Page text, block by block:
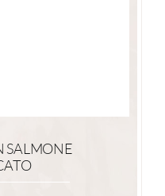
SALMONE